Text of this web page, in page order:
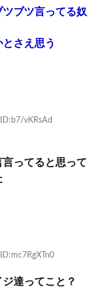
ブツ言ってる奴
さえ思う
vKRsAd
ってると思って
達ってこと？